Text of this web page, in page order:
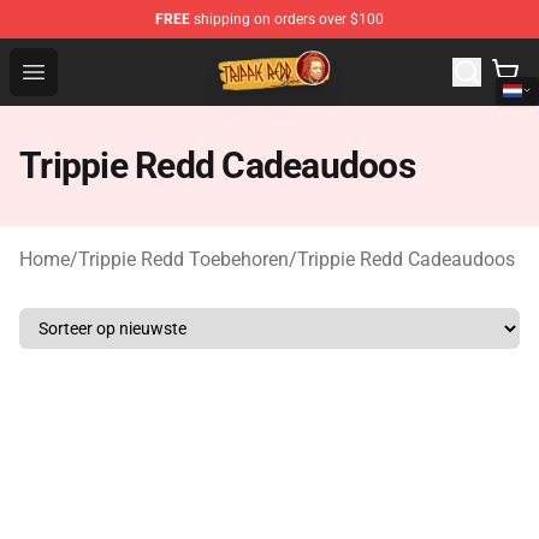
FREE shipping on orders over $100
Open menu
Trippie Redd Store - Official Trippie Redd Merchandise
Trippie Redd Cadeaudoos
Home/Trippie Redd Toebehoren/Trippie Redd Cadeaudoos